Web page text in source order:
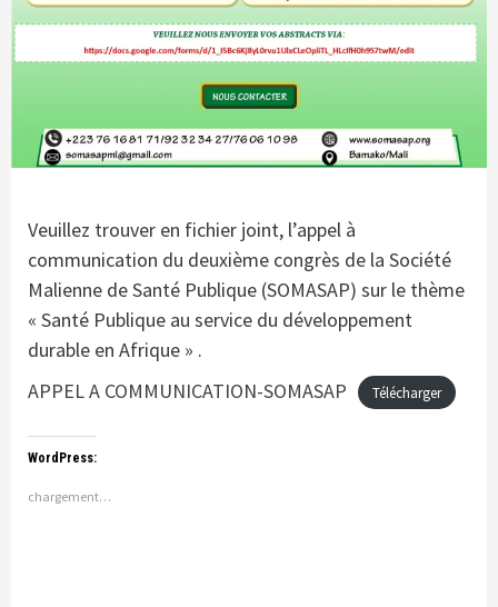
Veuillez trouver en fichier joint, l’appel à
communication du deuxième congrès de la Société
Malienne de Santé Publique (SOMASAP) sur le thème
« Santé Publique au service du développement
durable en Afrique » .
APPEL A COMMUNICATION-SOMASAP
Télécharger
WordPress:
chargement…